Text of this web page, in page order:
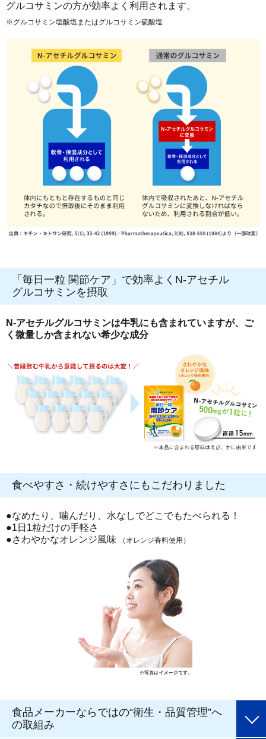
グルコサミンの方が効率よく利用されます。
※グルコサミン塩酸塩またはグルコサミン硫酸塩
「毎日一粒 関節ケア」で効率よくN-アセチル
グルコサミンを摂取
N-アセチルグルコサミンは牛乳にも含まれていますが、ご
く微量しか含まれない希少な成分
食べやすさ・続けやすさにもこだわりました
●なめたり、噛んだり、水なしでどこでもたべられる！
●1日1粒だけの手軽さ
●さわやかなオレンジ風味
（オレンジ香料使用）
食品メーカーならではの“衛生・品質管理”へ
の取組み